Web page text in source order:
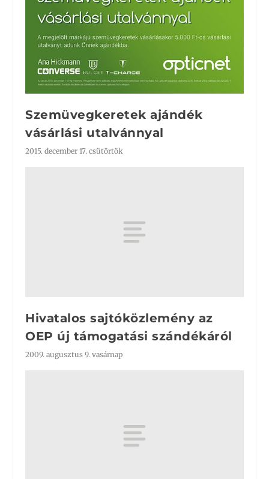
Szemüvegkeretek ajándék
vásárlási utalvánnyal
2015. december 17. csütörtök
Hivatalos sajtóközlemény az
OEP új támogatási szándékáról
2009. augusztus 9. vasárnap